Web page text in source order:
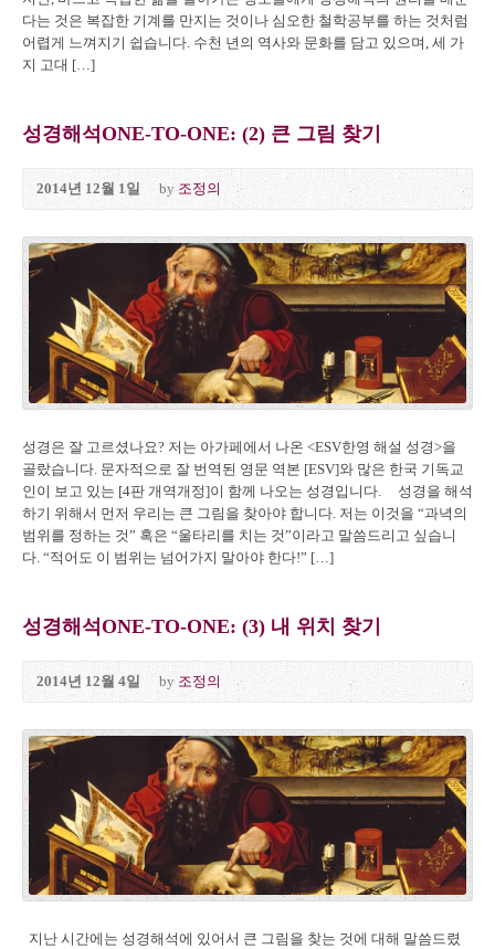
다는 것은 복잡한 기계를 만지는 것이나 심오한 철학공부를 하는 것처럼
어렵게 느껴지기 쉽습니다. 수천 년의 역사와 문화를 담고 있으며, 세 가
지 고대 […]
성경해석ONE-TO-ONE: (2) 큰 그림 찾기
2014년 12월 1일 by 조정의
성경은 잘 고르셨나요? 저는 아가페에서 나온 <ESV한영 해설 성경>을
골랐습니다. 문자적으로 잘 번역된 영문 역본 [ESV]와 많은 한국 기독교
인이 보고 있는 [4판 개역개정]이 함께 나오는 성경입니다. 성경을 해석
하기 위해서 먼저 우리는 큰 그림을 찾아야 합니다. 저는 이것을 “과녁의
범위를 정하는 것” 혹은 “울타리를 치는 것”이라고 말씀드리고 싶습니
다. “적어도 이 범위는 넘어가지 말아야 한다!” […]
성경해석ONE-TO-ONE: (3) 내 위치 찾기
2014년 12월 4일 by 조정의
지난 시간에는 성경해석에 있어서 큰 그림을 찾는 것에 대해 말씀드렸